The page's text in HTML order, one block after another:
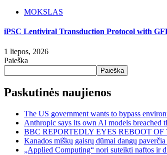
MOKSLAS
iPSC Lentiviral Transduction Protocol with
1 liepos, 2026
Paieška
Paieška
Paskutinės naujienos
The US government wants to bypass
Anthropic says its own AI models breached
BBC REPORTEDLY EYES REBOOT
Kanados miškų gaisrų dūmai dangų
„Applied Computing“ nori suteikti naftos ir